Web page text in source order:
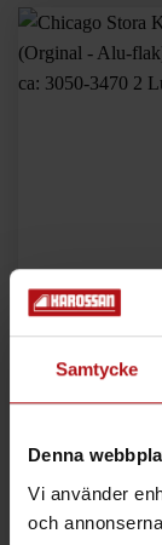
Samtycke
Denna
Vi använder
och
Chicago
(Orginal – Alu-
Flaklängd
3470 2
72.583kr
LÄGG I